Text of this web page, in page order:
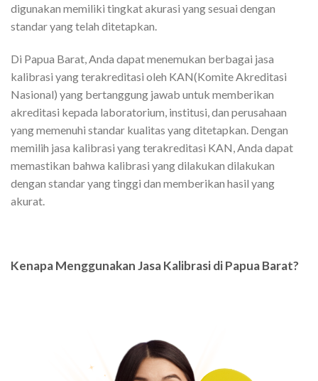
digunakan memiliki tingkat akurasi yang sesuai dengan
standar yang telah ditetapkan.
Di Papua Barat, Anda dapat menemukan berbagai jasa
kalibrasi yang terakreditasi oleh KAN(Komite Akreditasi
Nasional) yang bertanggung jawab untuk memberikan
akreditasi kepada laboratorium, institusi, dan perusahaan
yang memenuhi standar kualitas yang ditetapkan. Dengan
memilih jasa kalibrasi yang terakreditasi KAN, Anda dapat
memastikan bahwa kalibrasi yang dilakukan dilakukan
dengan standar yang tinggi dan memberikan hasil yang
akurat.
Kenapa Menggunakan Jasa Kalibrasi di Papua Barat?